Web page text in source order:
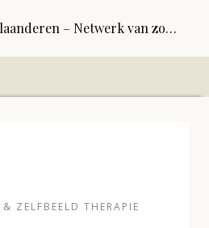
Hypnose Vlaanderen – Netwerk van zorgvuldig geselecteerde hypnoseprofessionals | kwaliteitsregister
ZELFBEELD THERAPIE